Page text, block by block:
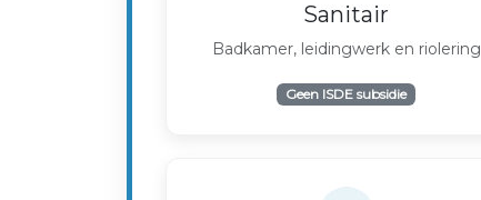
Sanitair
Badkamer, leidingwerk en riolering
Geen ISDE subsidie